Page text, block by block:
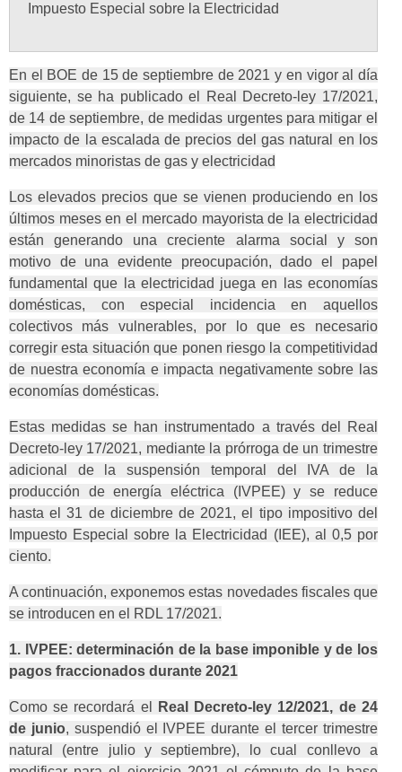
Impuesto Especial sobre la Electricidad
En el BOE de 15 de septiembre de 2021 y en vigor al día
siguiente, se ha publicado el Real Decreto-ley 17/2021,
de 14 de septiembre, de medidas urgentes para mitigar el
impacto de la escalada de precios del gas natural en los
mercados minoristas de gas y electricidad
Los elevados precios que se vienen produciendo en los
últimos meses en el mercado mayorista de la electricidad
están generando una creciente alarma social y son
motivo de una evidente preocupación, dado el papel
fundamental que la electricidad juega en las economías
domésticas, con especial incidencia en aquellos
colectivos más vulnerables, por lo que es necesario
corregir esta situación que ponen riesgo la competitividad
de nuestra economía e impacta negativamente sobre las
economías domésticas.
Estas medidas se han instrumentado a través del Real
Decreto-ley 17/2021, mediante la prórroga de un trimestre
adicional de la suspensión temporal del IVA de la
producción de energía eléctrica (IVPEE) y se reduce
hasta el 31 de diciembre de 2021, el tipo impositivo del
Impuesto Especial sobre la Electricidad (IEE), al 0,5 por
ciento.
A continuación, exponemos estas novedades fiscales que
se introducen en el RDL 17/2021.
1. IVPEE: determinación de la base imponible y de los
pagos fraccionados durante 2021
Como se recordará el
Real Decreto-ley 12/2021, de 24
de junio, suspendió el IVPEE durante el tercer trimestre
natural (entre julio y septiembre), lo cual conllevo a